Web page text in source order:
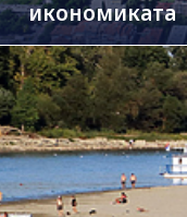
икономиката